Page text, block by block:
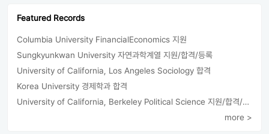
Featured Records
Columbia University FinancialEconomics 지원
Sungkyunkwan University 자연과학계열 지원/합격/등록
University of California, Los Angeles Sociology 합격
Korea University 경제학과 합격
University of California, Berkeley Political Science 지원/합격/등록
more >